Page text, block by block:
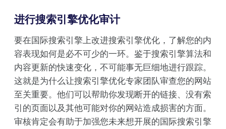
进行搜索引擎优化审计
要在国际搜索引擎上改进搜索引擎优化，了解您的内
容表现如何是必不可少的一环。鉴于搜索引擎算法和
内容更新的快速变化，不可能事无巨细地进行跟踪。
这就是为什么让搜索引擎优化专家团队审查您的网站
至关重要。他们可以帮助你发现断开的链接、没有索
引的页面以及其他可能对你的网站造成损害的方面。
审核肯定会有助于加强您未来想开展的国际搜索引擎